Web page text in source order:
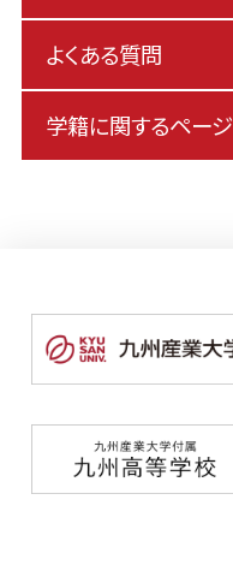
よくある質問
学籍に関するページ